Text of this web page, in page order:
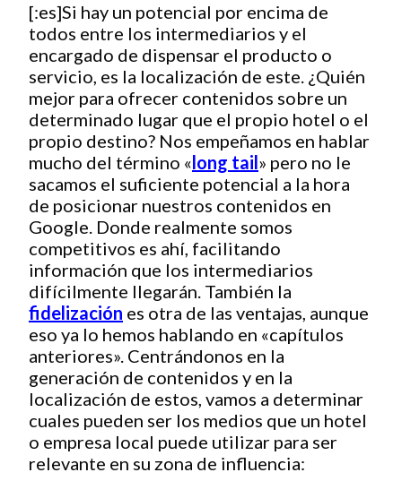
[:es]Si hay un potencial por encima de
todos entre los intermediarios y el
encargado de dispensar el producto o
servicio, es la localización de este. ¿Quién
mejor para ofrecer contenidos sobre un
determinado lugar que el propio hotel o el
propio destino? Nos empeñamos en hablar
mucho del término « long tail » pero no le
sacamos el suficiente potencial a la hora
de posicionar nuestros contenidos en
Google. Donde realmente somos
competitivos es ahí, facilitando
información que los intermediarios
difícilmente llegarán. También la
fidelización es otra de las ventajas, aunque
eso ya lo hemos hablando en «capítulos
anteriores». Centrándonos en la
generación de contenidos y en la
localización de estos, vamos a determinar
cuales pueden ser los medios que un hotel
o empresa local puede utilizar para ser
relevante en su zona de influencia: